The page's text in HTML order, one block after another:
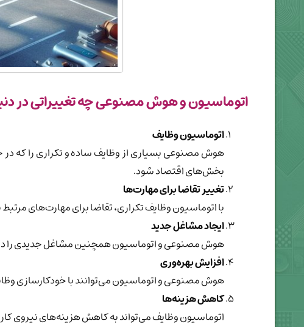
اتوماسیون و هوش مصنوعی چه تغییراتی در
اتوماسیون وظایف
هوش مصنوعی بسیاری از وظایف ساده و تکراری را که
بخش‌های اقتصاد شود.
تغییر تقاضا برای مهارت‌ها
با اتوماسیون وظایف تکراری، تقاضا برای مهارت‌های
ایجاد مشاغل جدید
هوش مصنوعی و اتوماسیون همچنین مشاغل جدیدی را در
افزایش بهره‌وری
هوش مصنوعی و اتوماسیون می‌توانند با خودکارسازی
کاهش هزینه‌ها
اتوماسیون وظایف می‌تواند به کاهش هزینه‌های نیروی